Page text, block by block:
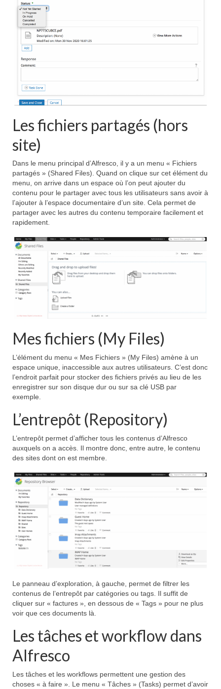
Les fichiers partagés (hors
site)
Dans le menu principal d’Alfresco, il y a un menu « Fichiers
partagés » (Shared Files). Quand on clique sur cet élément du
menu, on arrive dans un espace où l’on peut ajouter du
contenu pour le partager avec tous les utilisateurs sans avoir à
l’ajouter à l’espace documentaire d’un site. Cela permet de
partager avec les autres du contenu temporaire facilement et
rapidement.
Mes fichiers (My Files)
L’élément du menu « Mes Fichiers » (My Files) amène à un
espace unique, inaccessible aux autres utilisateurs. C’est donc
l’endroit parfait pour stocker des fichiers privés au lieu de les
enregistrer sur son disque dur ou sur sa clé USB par
exemple.
L’entrepôt (Repository)
L’entrepôt permet d’afficher tous les contenus d’Alfresco
auxquels on a accès. Il montre donc, entre autre, le contenu
des sites dont on est membre.
Le panneau d’exploration, à gauche, permet de filtrer les
contenus de l’entrepôt par catégories ou tags. Il suffit de
cliquer sur « factures », en dessous de « Tags » pour ne plus
voir que ces documents là.
Les tâches et workflow dans
Alfresco
Les tâches et les workflows permettent une gestion des
choses « à faire ». Le menu « Tâches » (Tasks) permet d’avoir